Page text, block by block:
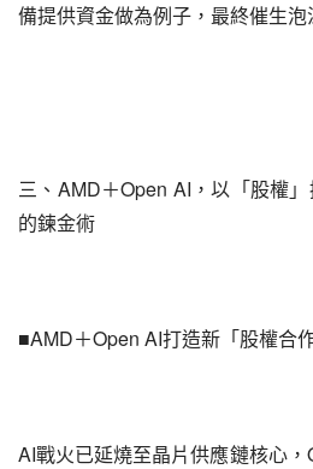
備提供資金做為例子，最終催生泡
三、AMD＋Open AI，以「股權
的鍊金術
■AMD＋Open AI打造新「股權合
AI戰火已延燒至晶片供應鏈核心